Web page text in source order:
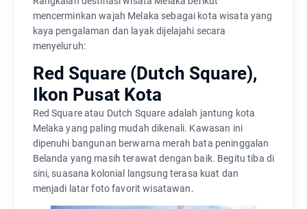
mencerminkan wajah Melaka sebagai kota wisata yang
kaya pengalaman dan layak dijelajahi secara
menyeluruh:
Red Square (Dutch Square),
Ikon Pusat Kota
Red Square atau Dutch Square adalah jantung kota
Melaka yang paling mudah dikenali. Kawasan ini
dipenuhi bangunan berwarna merah bata peninggalan
Belanda yang masih terawat dengan baik. Begitu tiba di
sini, suasana kolonial langsung terasa kuat dan
menjadi latar foto favorit wisatawan.